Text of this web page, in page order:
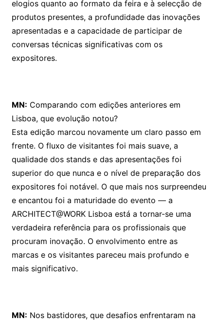
elogios quanto ao formato da feira e à selecção de
produtos presentes, a profundidade das inovações
apresentadas e a capacidade de participar de
conversas técnicas significativas com os
expositores.
MN: Comparando com edições anteriores em
Lisboa, que evolução notou?
Esta edição marcou novamente um claro passo em
frente. O fluxo de visitantes foi mais suave, a
qualidade dos stands e das apresentações foi
superior do que nunca e o nível de preparação dos
expositores foi notável. O que mais nos surpreendeu
e encantou foi a maturidade do evento — a
ARCHITECT@WORK Lisboa está a tornar-se uma
verdadeira referência para os profissionais que
procuram inovação. O envolvimento entre as
marcas e os visitantes pareceu mais profundo e
mais significativo.
MN: Nos bastidores, que desafios enfrentaram na